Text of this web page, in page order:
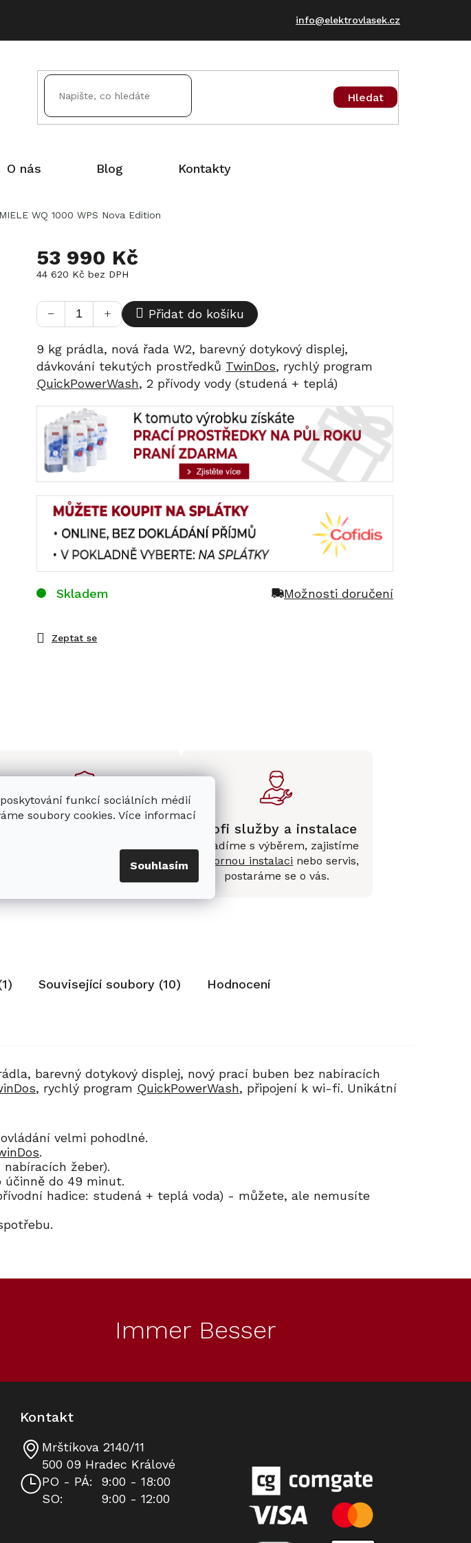
funkcí sociálních médií
soubory cookies. Více informací
Souhlasím
info@elektrovlasek.cz
Hledat
O nás Blog Kontakty
WQ 1000 WPS Nova Edition
53 990 Kč
44 620 Kč bez DPH
cena:
+
− Přidat do košíku
9 kg prádla, nová řada W2, barevný dotykový displej,
dávkování tekutých prostředků TwinDos, rychlý program
QuickPowerWash, 2 přívody vody (studená + teplá)
Zeptat se
Skladem Možnosti doručení
domácích spotřebičů Miele se
Profi služby a instalace
Poradíme s výběrem, zajistíme
odbornou instalaci nebo servis,
postaráme se o vás.
Související soubory (10) Hodnocení
barevný dotykový displej, nový prací buben bez nabíracích
, rychlý program QuickPowerWash, připojení k wi-fi. Unikátní
velmi pohodlné.
.
žeber).
účinně do 49 minut.
hadice: studená + teplá voda) - můžete, ale nemusíte
na 10 let
K dispozici
Prací prostředek Miele
UltraPhase All in Two - sada 5
kartuší 1 a 2 (5 x 1,4 l)
Skladem
Immer Besser
Kontakt
Mrštíkova 2140/11
500 09 Hradec Králové
PO - PÁ:
9:00 - 18:00
SO:
9:00 - 12:00